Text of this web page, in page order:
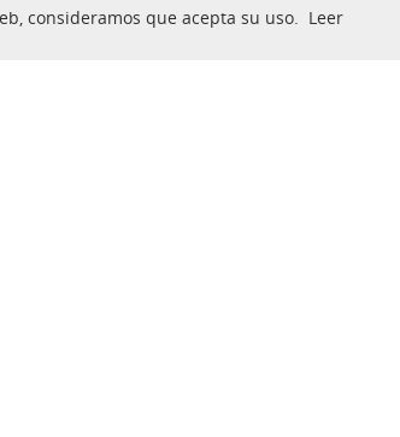
consideramos que acepta su uso. Leer